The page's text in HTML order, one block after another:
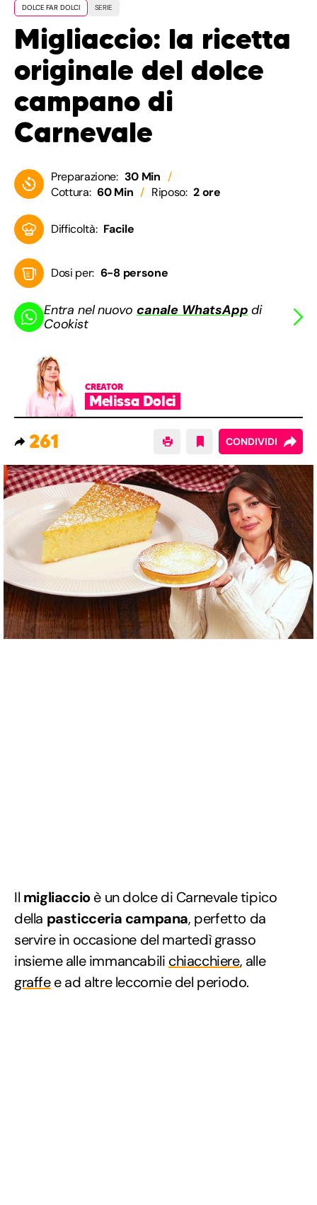
DOLCE FAR DOLCI SERIE
Migliaccio: la ricetta
originale del dolce
campano di
Carnevale
Preparazione: 30 Min
Cottura: 60 Min Riposo: 2 ore
Difficoltà: Facile
Dosi per: 6-8 persone
Entra nel nuovocanale WhatsApp di
Cookist
CREATOR
Melissa Dolci
261 CONDIVIDI
Il migliaccioè un dolce di Carnevale tipico
della pasticceria campana, perfetto da
servire in occasione del martedì grasso
insieme alle immancabili chiacchiere, alle
graffee ad altre leccornie del periodo.